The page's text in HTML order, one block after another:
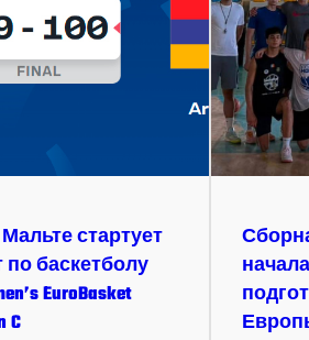
Мальте стартует
баскетболу
EuroBasket
C